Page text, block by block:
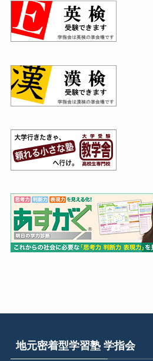
地元密着型学習塾 学指会